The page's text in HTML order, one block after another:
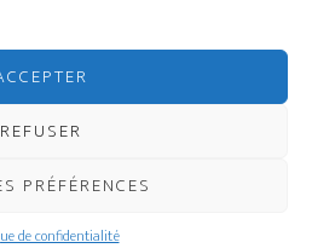
REFUSER
PRÉFÉRENCES
de confidentialité
· STUDIO GRIFFINTOWN